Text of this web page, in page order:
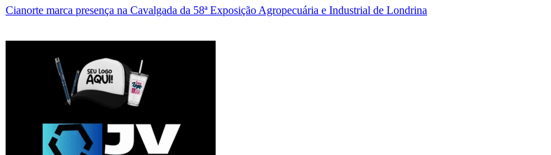
Cianorte marca presença na Cavalgada da 58ª Exposição Agropecuária e Industrial de Londrina